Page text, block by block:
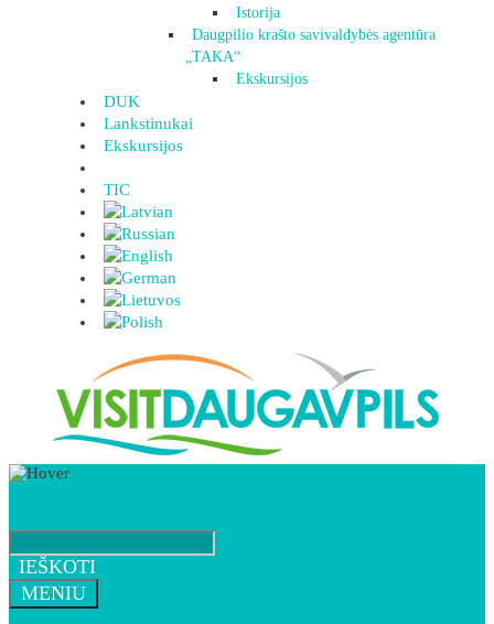
Istorija
Daugpilio krašto savivaldybės agentūra
„TAKA“
Ekskursijos
DUK
Lankstinukai
Ekskursijos
TIC
IEŠKOTI
MENIU